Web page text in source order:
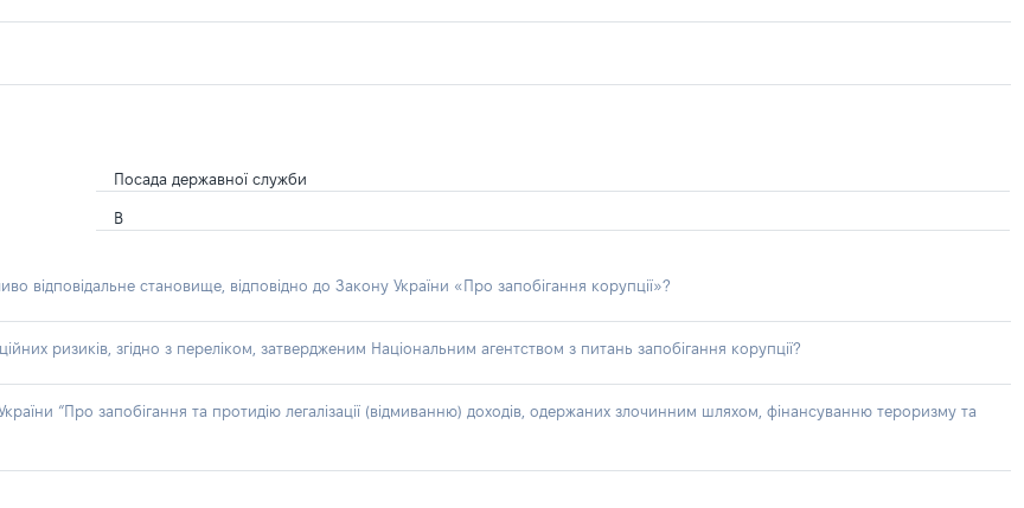
Посада державної служби
В
відповідальне становище, відповідно до Закону України «Про запобігання корупції»?
ризиків, згідно з переліком, затвердженим Національним агентством з питань запобігання корупції?
“Про запобігання та протидію легалізації (відмиванню) доходів, одержаних злочинним шляхом, фінансуванню тероризму та